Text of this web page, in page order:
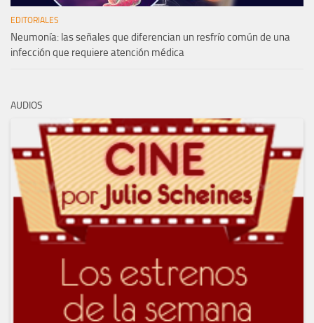
EDITORIALES
Neumonía: las señales que diferencian un resfrío común de una
infección que requiere atención médica
AUDIOS